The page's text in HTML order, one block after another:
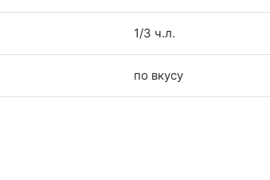
1/3 ч.л.
по вкусу